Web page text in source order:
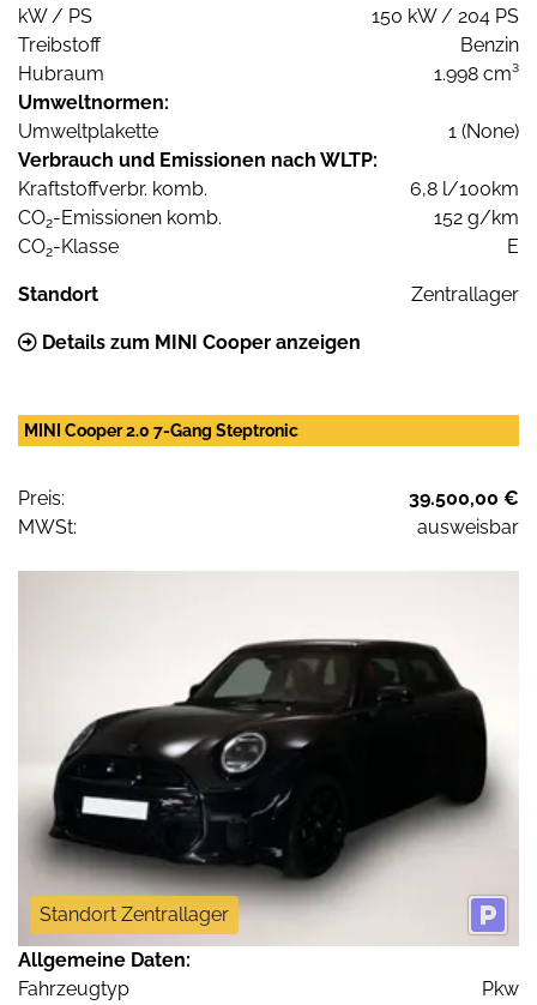
kW / PS
150 kW / 204 PS
Treibstoff
Benzin
Hubraum
1.998 cm³
Umweltnormen:
Umweltplakette
1 (None)
Verbrauch und Emissionen nach WLTP:
Kraftstoffverbr. komb.
6,8 l/100km
CO2-Emissionen komb.
152 g/km
CO2-Klasse E
Standort Zentrallager
Details zum MINI Cooper anzeigen
MINI Cooper 2.0 7-Gang Steptronic
Preis:
39.500,00 €
MWSt:
ausweisbar
Standort Zentrallager
Allgemeine Daten:
Fahrzeugtyp
Pkw